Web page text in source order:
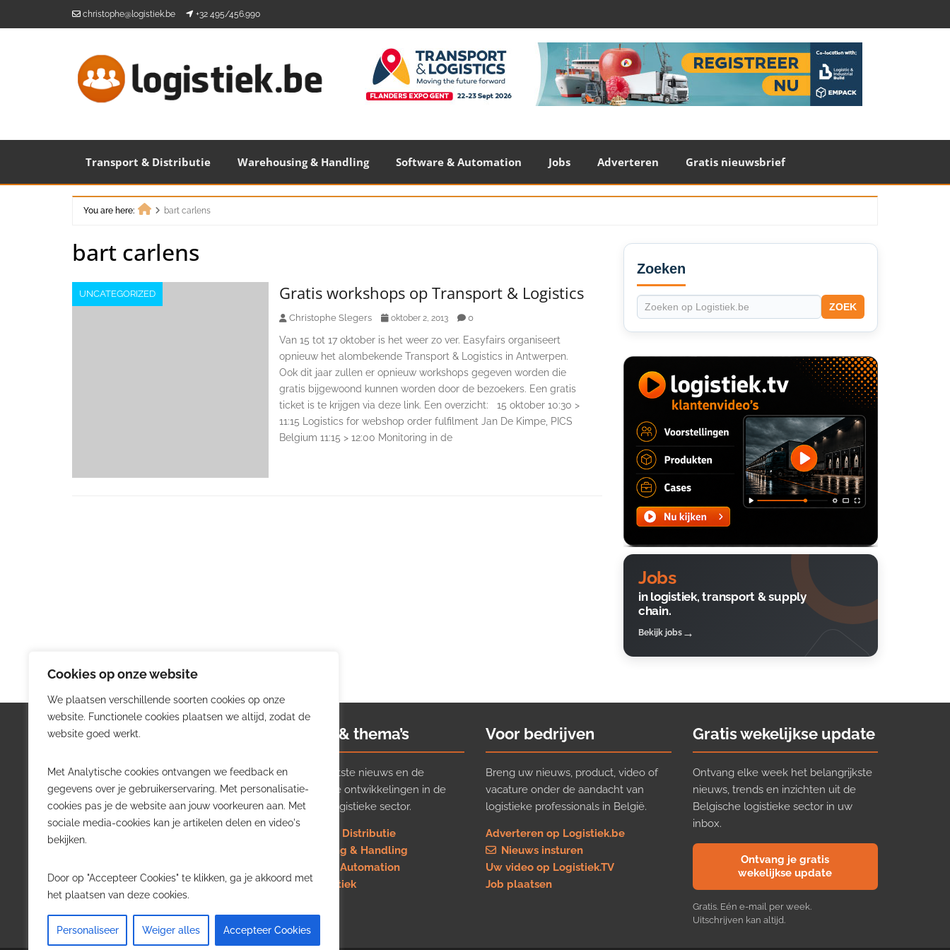
Cookies op onze website
We plaatsen verschillende soorten cookies op onze
website. Functionele cookies plaatsen we altijd, zodat de
website goed werkt.
Met Analytische cookies ontvangen we feedback en
gegevens over je gebruikerservaring. Met personalisatie-
cookies pas je de website aan jouw voorkeuren aan. Met
sociale media-cookies kan je artikelen delen en video's
bekijken.
Door op "Accepteer Cookies" te klikken, ga je akkoord met
het plaatsen van deze cookies.
Personaliseer Weiger alles Accepteer Cookies
christophe@logistiek.be +32 495/456.990
Transport & Distributie Warehousing & Handling Software & Automation Jobs Adverteren Gratis nieuwsbrief
You are here:
bart carlens
bart carlens
UNCATEGORIZED Gratis workshops op Transport & Logistics
Christophe Slegers oktober 2, 2013 0
Van 15 tot 17 oktober is het weer zo ver. Easyfairs organiseert
opnieuw het alombekende Transport & Logistics in Antwerpen.
Ook dit jaar zullen er opnieuw workshops gegeven worden die
gratis bijgewoond kunnen worden door de bezoekers. Een gratis
ticket is te krijgen via deze link. Een overzicht: 15 oktober 10:30 >
11:15 Logistics for webshop order fulfilment Jan De Kimpe, PICS
Belgium 11:15 > 12:00 Monitoring in de
Secondary
Sidebar
Zoeken
ZOEK
Jobs
in logistiek, transport & supply
chain.
Bekijk jobs
Logistiek.be
Logistiek.be brengt dagelijks nieuws,
trends en praktijkverhalen over
transport, warehousing, supply chain
en automatisering in België.
willen volgen.
Nieuws & thema’s
Volg het laatste nieuws en de
belangrijkste ontwikkelingen in de
Belgische logistieke sector.
Transport & Distributie
Warehousing & Handling
Software & Automation
Job in logistiek
Voor bedrijven
Breng uw nieuws, product, video of
vacature onder de aandacht van
logistieke professionals in België.
Adverteren op Logistiek.be
Nieuws insturen
Uw video op Logistiek.TV
Job plaatsen
Gratis wekelijkse update
Ontvang elke week het belangrijkste
nieuws, trends en inzichten uit de
Belgische logistieke sector in uw
inbox.
Ontvang je gratis
wekelijkse update
Gratis. Eén e-mail per week.
Uitschrijven kan altijd.